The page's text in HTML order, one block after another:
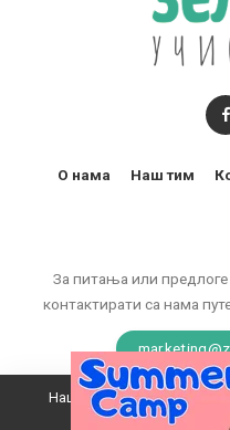
За питања или
контактирати са нама
О нама Наш тим
Наш вебсајт користи